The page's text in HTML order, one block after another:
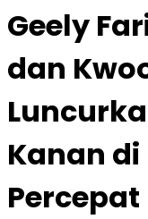
Geely
dan
Kanan di